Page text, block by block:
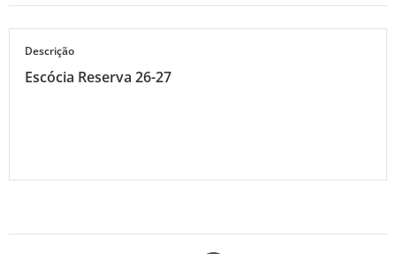
Descrição
Escócia Reserva 26-27